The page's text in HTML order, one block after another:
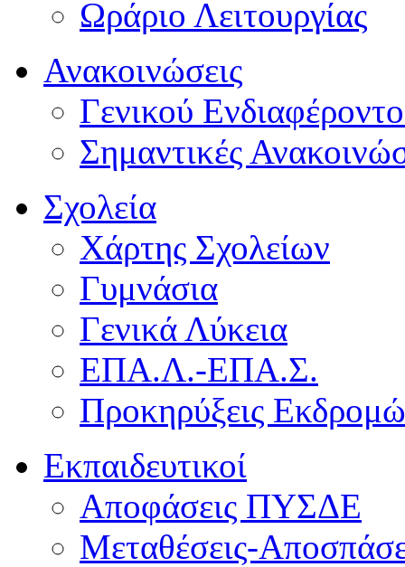
Ωράριο Λειτουργίας
Ανακοινώσεις
Γενικού
Σημαντικές
Σχολεία
Χάρτης Σχολείων
Γυμνάσια
Γενικά Λύκεια
ΕΠΑ.Λ.-ΕΠΑ.Σ.
Προκηρύξεις
Εκπαιδευτικοί
Αποφάσεις ΠΥΣΔΕ
Μεταθέσεις-